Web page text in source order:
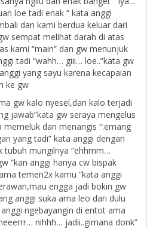
loe tadi enak ” kata anggi
dan kami berdua keluar dari
sempat melihat darah di atas
kami “main” dan gw menunjuk
tadi “wahh… giii… loe..”kata gw
yang sayu karena kecapaian
ke gw
gw kalo nyesel,dan kalo terjadi
jawab”kata gw seraya mengelus
dan menangis “:emang
yang tadi” kata anggi dengan
mungilnya “ehhmm…
“kan anggi hanya cw bispak
temen2x kamu “kata anggi
engga jadi bokin gw
anggi suka ama leo dari dulu
ngebayangin di entot ama
nihhh… jadii..gimana donk”